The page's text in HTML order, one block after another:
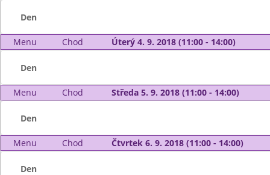
Den
Menu Chod Úterý 4. 9. 2018 (11:00 - 14:00)
Den
Menu Chod Středa 5. 9. 2018 (11:00 - 14:00)
Den
Menu Chod Čtvrtek 6. 9. 2018 (11:00 - 14:00)
Den